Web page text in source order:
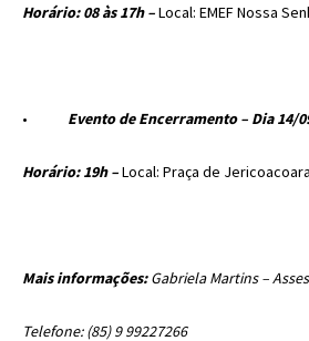
Horário: 08 às 17h –Local: EMEF Nossa
• Evento de Encerramento – Dia 14/
Horário: 19h –Local: Praça de Jericoacoara
Mais informações:Gabriela Martins –
Telefone: (85) 9 99227266